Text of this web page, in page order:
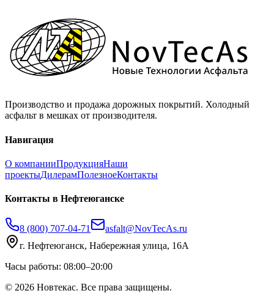
Производство и продажа дорожных покрытий. Холодный
асфальт в мешках от производителя.
Навигация
О компанииПродукцияНаши
проектыДилерамПолезноеКонтакты
Контакты в Нефтеюганске
8 (800) 707-04-71
asfalt@NovTecAs.ru
г. Нефтеюганск, Набережная улица, 16А
Часы работы: 08:00–20:00
© 2026 Новтекас. Все права защищены.